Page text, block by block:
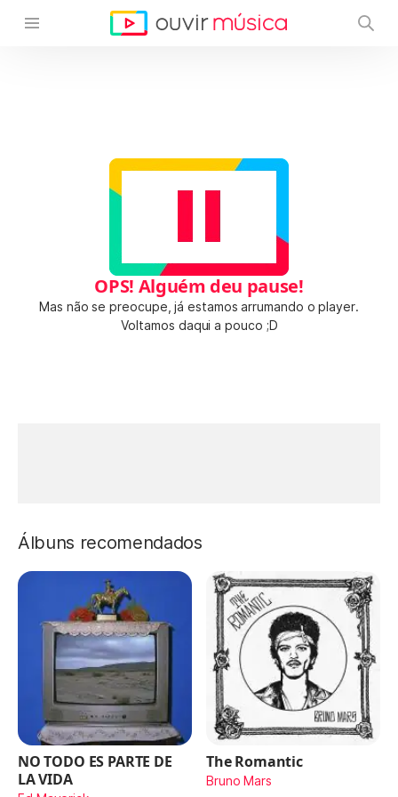
OPS! Alguém deu pause!
Mas não se preocupe, já estamos arrumando o player.
Voltamos daqui a pouco ;D
Álbuns recomendados
NO TODO ES PARTE DE
LA VIDA
The Romantic
Bruno Mars